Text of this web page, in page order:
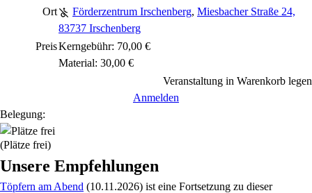
Ort
Förderzentrum Irschenberg, Miesbacher Straße 24,
83737 Irschenberg
PreisKerngebühr: 70,00 €
Material: 30,00 €
Veranstaltung in Warenkorb legen
Anmelden
Belegung:
(Plätze frei)
Unsere Empfehlungen
Töpfern am Abend (10.11.2026) ist eine Fortsetzung zu dieser